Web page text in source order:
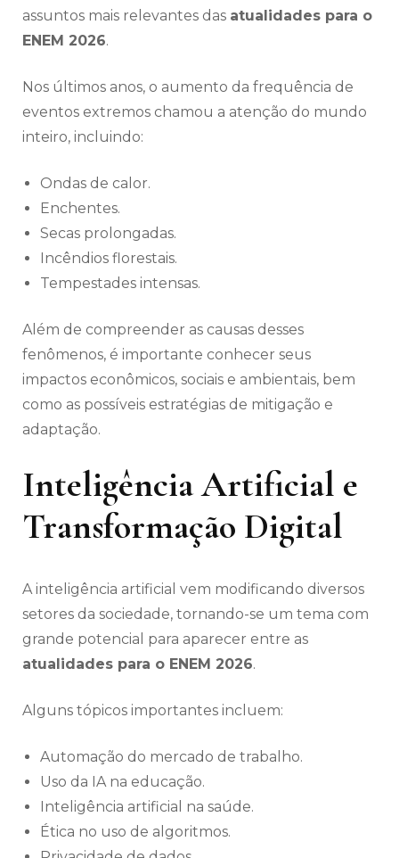
assuntos mais relevantes das atualidades para o
ENEM 2026.
Nos últimos anos, o aumento da frequência de
eventos extremos chamou a atenção do mundo
inteiro, incluindo:
Ondas de calor.
Enchentes.
Secas prolongadas.
Incêndios florestais.
Tempestades intensas.
Além de compreender as causas desses
fenômenos, é importante conhecer seus
impactos econômicos, sociais e ambientais, bem
como as possíveis estratégias de mitigação e
adaptação.
Inteligência Artificial e
Transformação Digital
A inteligência artificial vem modificando diversos
setores da sociedade, tornando-se um tema com
grande potencial para aparecer entre as
atualidades para o ENEM 2026.
Alguns tópicos importantes incluem:
Automação do mercado de trabalho.
Uso da IA na educação.
Inteligência artificial na saúde.
Ética no uso de algoritmos.